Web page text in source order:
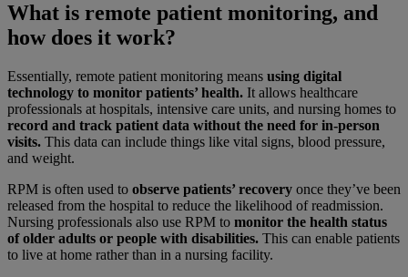
What is remote patient monitoring, and
how does it work?
Essentially, remote patient monitoring means using digital
technology to monitor patients’ health. It allows healthcare
professionals at hospitals, intensive care units, and nursing homes to
record and track patient data without the need for in-person
visits. This data can include things like vital signs, blood pressure,
and weight.
RPM is often used to observe patients’ recovery once they’ve been
released from the hospital to reduce the likelihood of readmission.
Nursing professionals also use RPM to monitor the health status
of older adults or people with disabilities. This can enable patients
to live at home rather than in a nursing facility.